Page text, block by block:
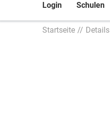
Login Schulen
Startseite Details